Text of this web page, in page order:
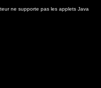
ne supporte pas les applets Java